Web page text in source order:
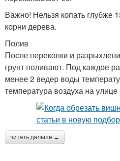
Важно! Нельзя копать глубже
корни дерева.
Полив
После перекопки и
грунт поливают. Под каждое
менее 2 ведер воды
температура воздуха на
читать дальше →